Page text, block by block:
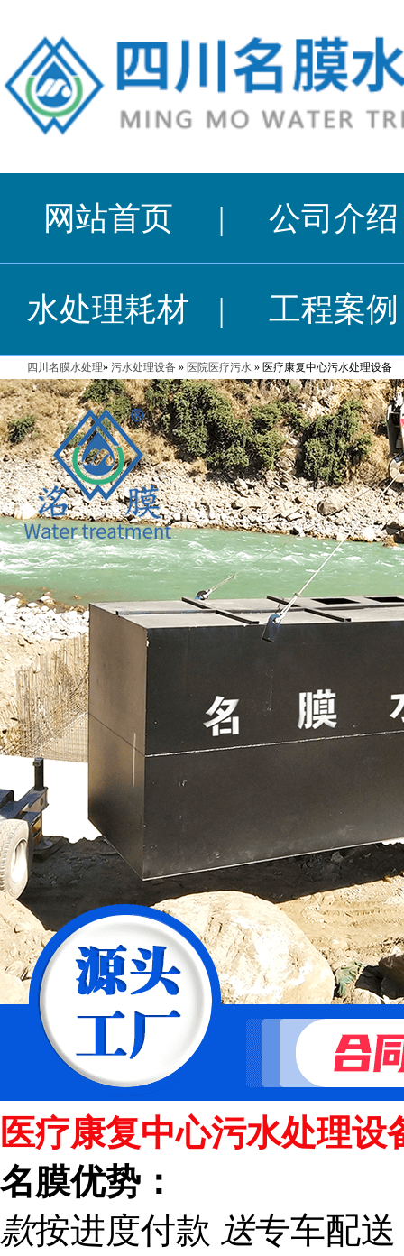
网站首页 | 公司介绍
水处理耗材 | 工程案例
四川名膜水处理» 污水处理设备 » 医院医疗污水 » 医疗康复中心污水处理设备
医疗康复中心污水处理设
名膜优势：
款按进度付款 送专车配送